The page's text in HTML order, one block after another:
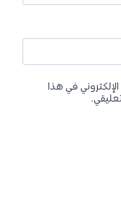
في هذا